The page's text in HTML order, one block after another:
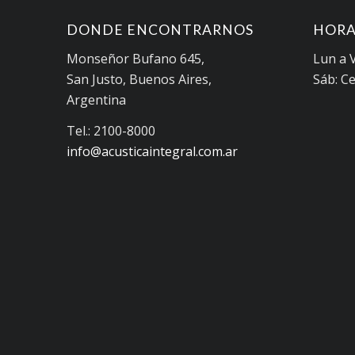
DONDE ENCONTRARNOS
Monseñor Bufano 645,
San Justo, Buenos Aires,
Argentina
Tel.: 2100-8000
info@acusticaintegral.com.ar
Lun a
Sáb: